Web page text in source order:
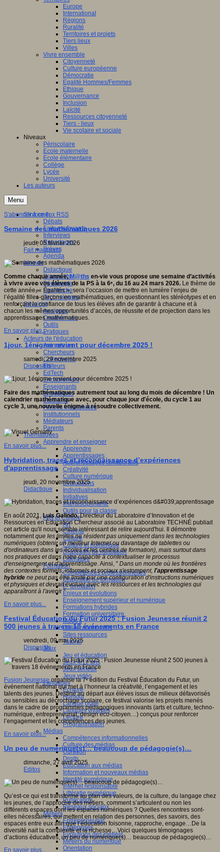
Europe
International
Régions
Ruralité
Territoires et projets
Tiers lieux
Villes
Vivre ensemble
Citoyenneté
Culture européenne
Démocratie
Egalité Hommes/Femmes
Ethique
Gouvernance
Inclusion
Laïcité
Ressources citoyenneté
Tiers - lieux
Vie scolaire et sociale
Niveaux
Périscolaire
Ecole maternelle
Ecole élémentaire
Collège
Lycée
Université
Les auteurs
Menu
S'informer
Débats
Faits marquants
Interviews
Reportages
Brèves
Agenda
Innover
Didactique
Dispositifs
Pédagogie
Recherche
Technologies
Savoir(s)
Analyses
Conférences
Outils
Pratiques
Acteurs de l'éducation
Animateurs
Chercheurs
Collectivités
Editeurs
EdTech
Encadrement
Enseignants
Entreprises
Etudiants
Filières industrielles
Institutionnels
Médiateurs
Parents
Thématiques
Apprendre et enseigner
Apprendre
Apprentissages
Apprentissages collaboratifs
Créativité
Culture numérique
Evaluations
Individualisation
Initiatives
Interdisciplinarité
Outils pour la classe
Arts et Culture
Art
Cinéma
Culture
Culture et numérique
Dispositifs de médiation
Littérature
Formation
Compétences professionnelles
Dispositifs de formation
E- formation
Enjeux et évolutions
Enseignement supérieur et numérique
Formations hybrides
Formation universitaire
Mooc’s
Outils collaboratifs
Sites ressources
Tutorat
Jeux
Jeu et éducation
Jeux 4/12 ans
Jeux sérieux
Jeux vidéo
Langages
Ecriture
Humour
Langue orale
Langues vivantes
Lecture
Programmation
Médias
Compétences informationnelles
Culture des médias
Curation
Droits
Education aux médias
Information et nouveaux médias
Identité numérique
Internet responsable
Littératie numérique
Publication
Réseaux sociaux
Métiers
Entrepreneuriat
Entreprises
Evolutions des métiers
Métiers du numérique
Orientation
S'abonner à ce flux RSS
Semaine des mathématiques 2026
jeudi, 05 février 2026
Fait marquant
Comme chaque année,M@ths en-vie vous propose une semaine d’activités
à vivre avec vos élèves de la PS à la 6ᵉ, du 16 au 24 mars 2026. Le thème de
cette année, « Égalités », sera l’occasion de mettre en lumière l’enjeu de
l’égalité filles-garçons en mathématiques, en questionnant les stéréotypes et en
renforçant la confiance de tous les élèves afin de garantir à chacune et à
chacun les mêmes opportunités d’accès, de réussite et de projection dans les
apprentissages mathématiques.
En savoir plus...
1jour, 1énigme revient pour décembre 2025 !
samedi, 29 novembre 2025
Dispositifs
Faire des mathématiques autrement tout au long du mois de décembre ! Un
calendrier mathématique avec, pour chaque jour d'école, du cycle 1 au
cycle 3, une nouvelle énigme à résoudre collectivement.
En savoir plus...
Hybridation, traces et reconnaissance d’expériences
d'apprentissage
jeudi, 20 novembre 2025
Didactique
En août 2021, Luis Galindo,Directeur du Laboratoire d’Innovation et de
Ressources en Éducation Chercheur associé au Laboratoire TECHNÉ publiait
cet article qu'il nous semble intéressant de relire aujourd'hui. Il démontre
notammentque les limites ne résident pas uniquement dans les technologies
numériques (obtenir un meilleur Internet ou davantage de tablettes ou
d'ordinateurs dans les écoles et les centres de formation), mais surtout dans
nos pratiques et dans notre capacité à contextualiser le processus
d'enseignement et d'apprentissage. Ainsi, " Dans un monde où les frontières
des contextes formels, informels et sociaux s'estompent, l'apprentissage
hybride ne peut pas être limité par une configuration d'instructions numériques
et physiques et devrait évoluer avec les ressources et les technologies qui
apparaîtront à l'avenir "
En savoir plus...
Festival Éducation du Futur 2025 : Fusion Jeunesse réunit 2
500 jeunes à travers 18 événements en France
vendredi, 09 mai 2025
Dispositifs
Fusion Jeunesseorganise la 7ᵉ édition du Festival Éducation du Futur, un
événement national qui met à l’honneur la créativité, l’engagement et les
talents des jeunes. Destiné au départ aux élèves issus de milieux défavorisés
ou sensibles au décrochage scolaire, ce festival valorise les projets menés
dans le cadre de programmes pédagogiques innovants (arts et culture, techno-
numérique, entrepreneuriat, design éco-citoyen…) conçus pour renforcer
l’engagement et les compétences des jeunes.
En savoir plus...
Un peu de numérique(s)… beaucoup de pédagogie(s)…
dimanche, 27 avril 2025
Editos
Qu’est-ce qui est transformé au plan des valeurs, de la culture, du langage chez
les jeunes, de l’approche des métiers, comment s’articulent ou non les
différents espaces dont les espaces numériques ? Quelles rencontres sont-
elles nécessaires, qui mettent en relation des personnes, des savoirs, des
espaces entre eux afin que l’éducation foisonne, rapproche, engage…De la
diversité nait la complexité et la richesse…Voici quelques témoignages
d’actions éducatives, un peu de numérique(s)… beaucoup de pédagogie(s)…
En savoir plus...